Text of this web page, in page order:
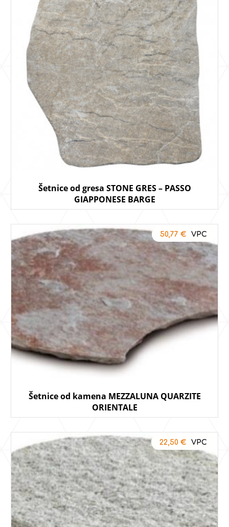
Šetnice od gresa STONE GRES – PASSO
GIAPPONESE BARGE
Šetnice od kamena MEZZALUNA QUARZITE
ORIENTALE
50,77 €
22,50 €